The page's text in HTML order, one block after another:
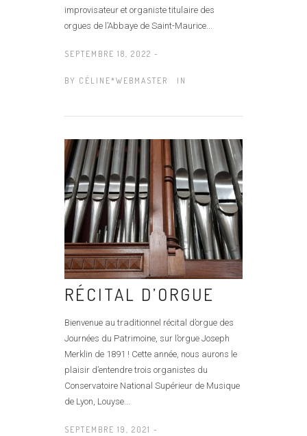
improvisateur et organiste titulaire des
orgues de l’Abbaye de Saint-Maurice...
SEPTEMBRE 18, 2022 -
BY CÉLINE*WEBMASTER IN
RÉCITAL D’ORGUE
Bienvenue au traditionnel récital d’orgue des
Journées du Patrimoine, sur l’orgue Joseph
Merklin de 1891 ! Cette année, nous aurons le
plaisir d’entendre trois organistes du
Conservatoire National Supérieur de Musique
de Lyon, Louyse...
SEPTEMBRE 19, 2021 -